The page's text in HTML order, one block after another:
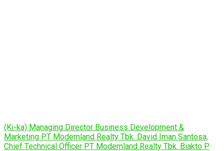
(Ki-ka) Managing Director Business Development &
Marketing PT Modernland Realty Tbk. David Iman Santosa,
Chief Technical Officer PT Modernland Realty Tbk. Biakto P